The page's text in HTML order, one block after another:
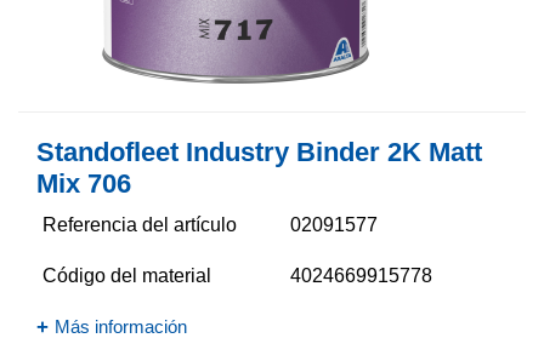
Standofleet Industry Binder 2K Matt
Mix 706
Referencia del artículo 02091577
Código del material 4024669915778
Más información